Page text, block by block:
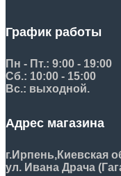
График работы
Пн - Пт.: 9:00 - 19:00
Сб.: 10:00 - 15:00
Вс.: выходной.
Адрес магазина
г.Ирпень,Киевская
ул. Ивана Драча